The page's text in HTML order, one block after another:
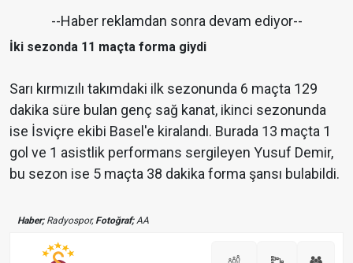
--Haber reklamdan sonra devam ediyor--
İki sezonda 11 maçta forma giydi
Sarı kırmızılı takımdaki ilk sezonunda 6 maçta 129
dakika süre bulan genç sağ kanat, ikinci sezonunda
ise İsviçre ekibi Basel'e kiralandı. Burada 13 maçta 1
gol ve 1 asistlik performans sergileyen Yusuf Demir,
bu sezon ise 5 maçta 38 dakika forma şansı bulabildi.
Haber;Radyospor,Fotoğraf;AA